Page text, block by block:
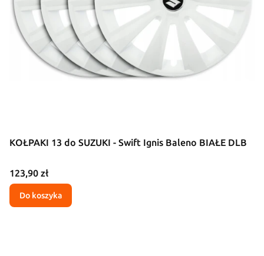
KOŁPAKI 13 do SUZUKI - Swift Ignis Baleno BIAŁE DLB
Cena
123,90 zł
Do koszyka